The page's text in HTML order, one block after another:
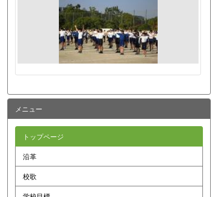
メニュー
トップページ
沿革
校歌